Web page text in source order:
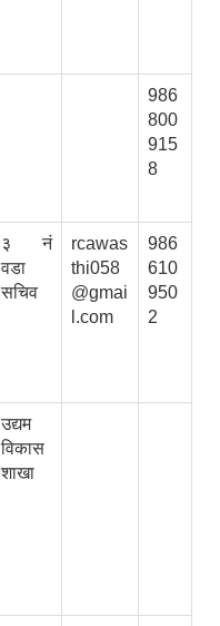
986
800
915
8
३ नं
वडा
सचिव
rcawas
thi058
@gmai
l.com
986
610
950
2
उद्यम
विकास
शाखा